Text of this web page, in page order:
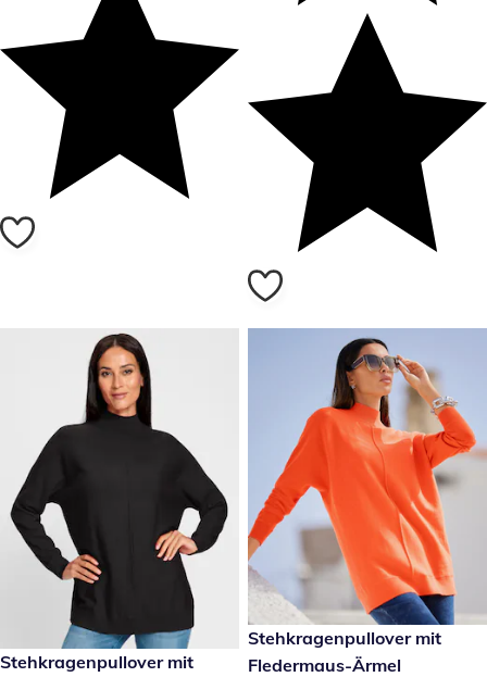
reduzierter Preis 24,99 €, vorheriger Preis: 39,99 €
-37 %
Stehkragenpullover mit
reduzierter Preis 24,99 €,
-37 %
Stehkragenpullover mit
Fledermaus-Ärmel